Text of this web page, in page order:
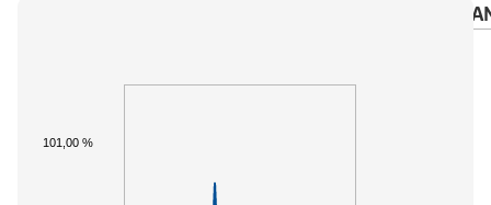
AVVISO
101,00 %